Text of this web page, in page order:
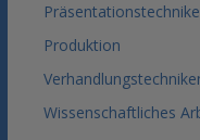
Produktion
Wissenschaftliches